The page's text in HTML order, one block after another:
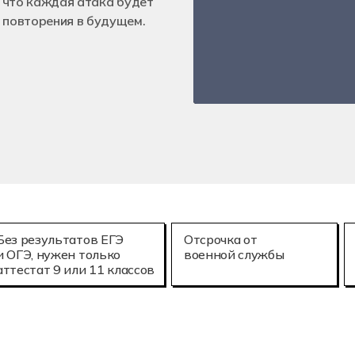
моделирование в строительстве
в будущем.
Отсрочка от
военной службы
результатов ЕГЭ
ОГЭ, нужен только
9 или 11 классов